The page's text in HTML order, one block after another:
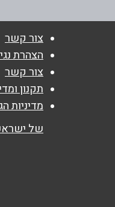
צור קשר
הצהרת
צור קשר
תקנון
מדיניות
של